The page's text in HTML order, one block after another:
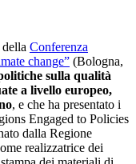
Conferenza
change” (Bologna,
sulla qualità
a livello europeo,
, e che ha presentato i
Engaged to Policies
dalla Regione
realizzatrice dei